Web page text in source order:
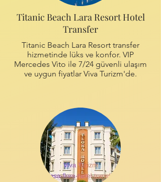
Titanic Beach Lara Resort Hotel
Transfer
Titanic Beach Lara Resort transfer
hizmetinde lüks ve konfor. VIP
Mercedes Vito ile 7/24 güvenli ulaşım
ve uygun fiyatlar Viva Turizm'de.